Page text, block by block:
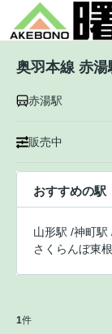
奥羽本線 赤
赤湯駅
販売中
おすすめの駅
山形駅 /神町駅
さくらんぼ東
1件